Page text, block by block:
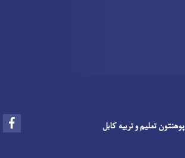
پوهنتون تعلیم و تربیه کابل